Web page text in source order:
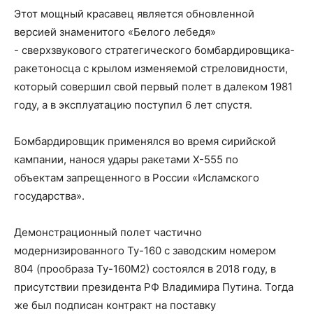
Этот мощный красавец является обновленной
версией знаменитого «Белого лебедя»
- сверхзвукового стратегического бомбардировщика-
ракетоносца с крылом изменяемой стреловидности,
который совершил свой первый полет в далеком 1981
году, а в эксплуатацию поступил 6 лет спустя.
Бомбардировщик применялся во время сирийской
кампании, нанося удары ракетами Х-555 по
объектам запрещенного в России «Исламского
государства».
Демонстрационный полет частично
модернизированного Ту-160 с заводским номером
804 (прообраза Ту-160М2) состоялся в 2018 году, в
присутствии президента РФ Владимира Путина. Тогда
же был подписан контракт на поставку